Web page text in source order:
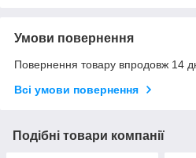
Умови повернення
Повернення товару впродовж 14
Всі умови повернення
Подібні товари компанії